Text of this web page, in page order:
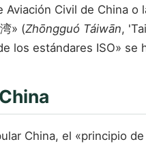
Civil de China
» (Zhōngguó Táiwān,
los estándares ISO»
China, el «principio